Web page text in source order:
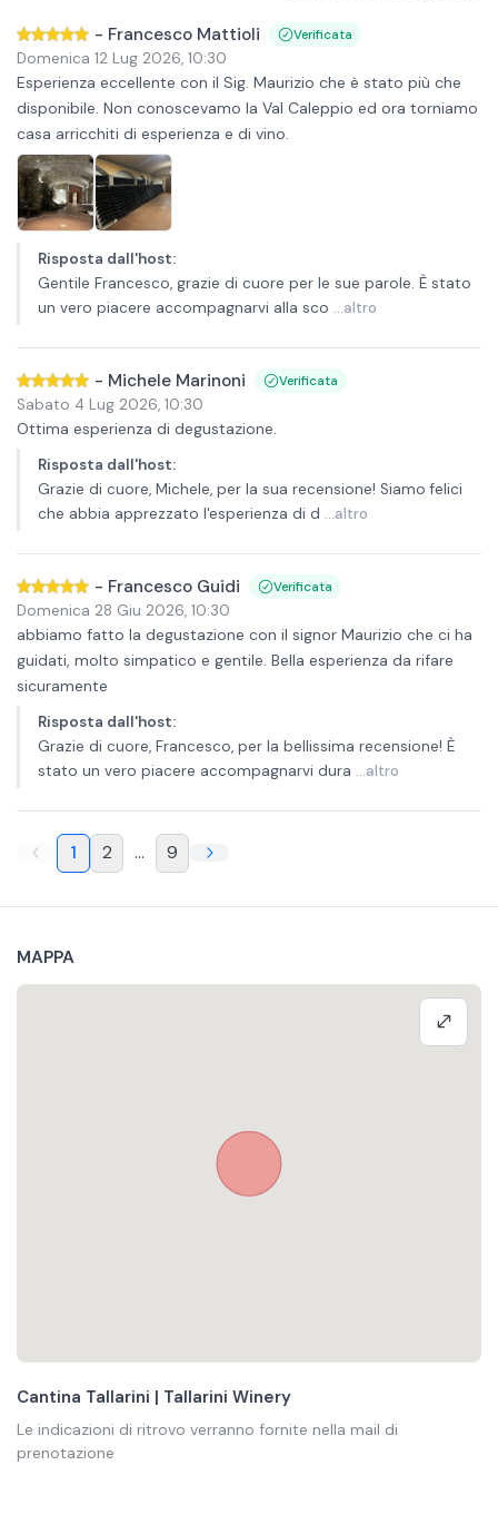
- Francesco Mattioli Verificata
Domenica 12 Lug 2026, 10:30
Esperienza eccellente con il Sig. Maurizio che è stato più che
disponibile. Non conoscevamo la Val Caleppio ed ora torniamo
casa arricchiti di esperienza e di vino.
Risposta dall'host:
Gentile Francesco, grazie di cuore per le sue parole. È stato
un vero piacere accompagnarvi alla sco ...altro
- Michele Marinoni Verificata
Sabato 4 Lug 2026, 10:30
Ottima esperienza di degustazione.
Risposta dall'host:
Grazie di cuore, Michele, per la sua recensione! Siamo felici
che abbia apprezzato l'esperienza di d ...altro
- Francesco Guidi Verificata
Domenica 28 Giu 2026, 10:30
abbiamo fatto la degustazione con il signor Maurizio che ci ha
guidati, molto simpatico e gentile. Bella esperienza da rifare
sicuramente
Risposta dall'host:
Grazie di cuore, Francesco, per la bellissima recensione! È
stato un vero piacere accompagnarvi dura ...altro
1 2 ... 9
MAPPA
Cantina Tallarini | Tallarini Winery
Le indicazioni di ritrovo verranno fornite nella mail di
prenotazione